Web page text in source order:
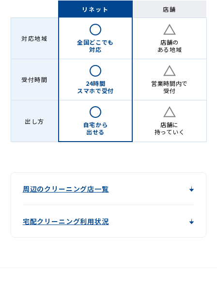
リネット 店舗
対応地域
全国どこでも
対応
店舗の
ある地域
受付時間
24時間
スマホで受付
営業時間内で
受付
出し方
自宅から
出せる
店舗に
持っていく
周辺のクリーニング店一覧
宅配クリーニング利用状況